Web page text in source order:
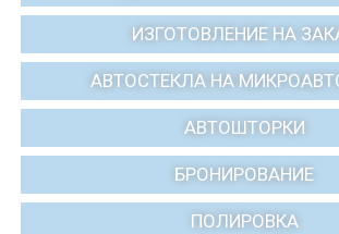
ИЗГОТОВЛЕНИЕ НА
АВТОСТЕКЛА НА
АВТОШТОРКИ
БРОНИРОВАНИЕ
ПОЛИРОВКА